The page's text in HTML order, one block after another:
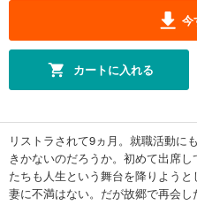
今
カートに入れる
リストラされて9ヵ月。就職活動に
きかないのだろうか。初めて出席
たちも人生という舞台を降りよう
妻に不満はない。だが故郷で再会し